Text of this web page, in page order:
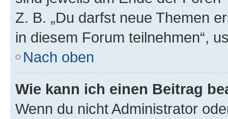
Z. B. „Du darfst neue Themen
in diesem Forum teilnehmen“,
Nach oben
Wie kann ich einen Beitrag
Wenn du nicht Administrator